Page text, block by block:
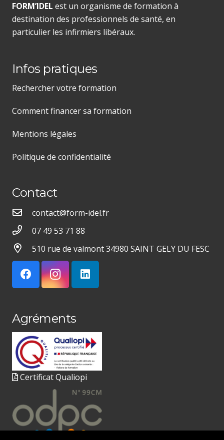
FORM’IDEL est un organisme de formation à
destination des professionnels de santé, en
particulier les infirmiers libéraux.
Infos pratiques
Rechercher votre formation
Comment financer sa formation
Mentions légales
Politique de confidentialité
Contact
contact@form-idel.fr
07 49 53 71 88
510 rue de valmont 34980 SAINT GELY DU FESC
Agréments
Certificat Qualiopi